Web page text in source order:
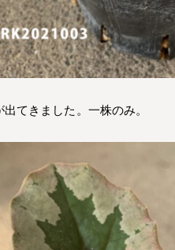
てきました。一株のみ。